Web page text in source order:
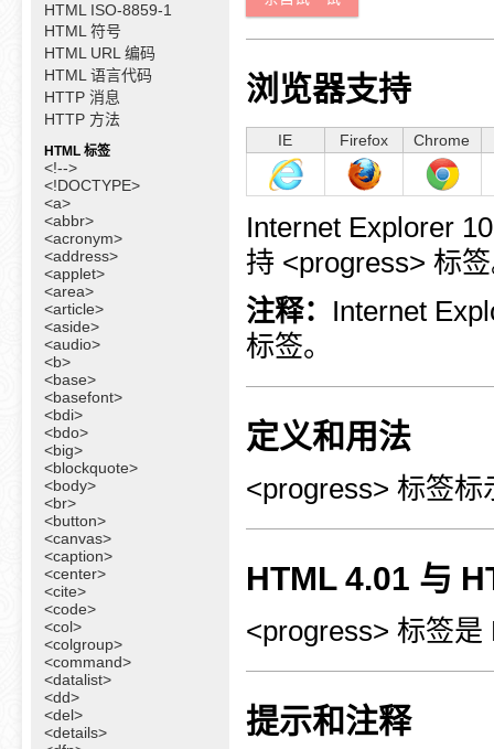
HTML ISO-8859-1
HTML 符号
HTML URL 编码
HTML 语言代码
HTTP 消息
HTTP 方法
HTML 标签
<!-->
<!DOCTYPE>
<a>
<abbr>
<acronym>
<address>
<applet>
<area>
<article>
<aside>
<audio>
<b>
<base>
<basefont>
<bdi>
<bdo>
<big>
<blockquote>
<body>
<br>
<button>
<canvas>
<caption>
<center>
<cite>
<code>
<col>
<colgroup>
<command>
<datalist>
<dd>
<del>
<details>
浏览器支持
IE Firefox Chrome
Internet Explorer
持 <progress> 标
注释： Internet
标签。
定义和用法
<progress> 标签
HTML 4.01 与
<progress> 标签
提示和注释